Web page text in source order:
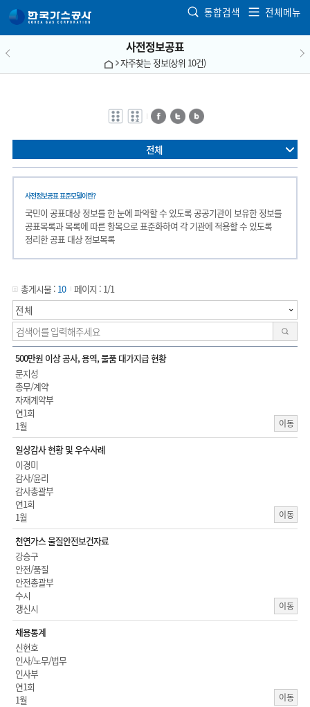
통합검색 전체메뉴
사전정보공표
자주찾는 정보(상위 10건)
전자점자
바로보기
전자점자
다운로드
페이스북트위터블로그
전체
사전정보공표 표준모델이란?
국민이 공표대상 정보를 한 눈에 파악할 수 있도록 공공기관이 보유한 정보를
공표목록과 목록에 따른 항목으로 표준화하여 각 기관에 적용할 수 있도록
정리한 공표 대상 정보목록
총게시물 : 10 페이지 : 1/1
검색
500만원 이상 공사, 용역, 물품 대가지급 현황
문지성
총무/계약
자재계약부
연1회
1월
이동
일상감사 현황 및 우수사례
이경미
감사/윤리
감사총괄부
연1회
1월
이동
천연가스 물질안전보건자료
강승구
안전/품질
안전총괄부
수시
갱신시
이동
채용통계
신현호
인사/노무/법무
인사부
연1회
1월
이동